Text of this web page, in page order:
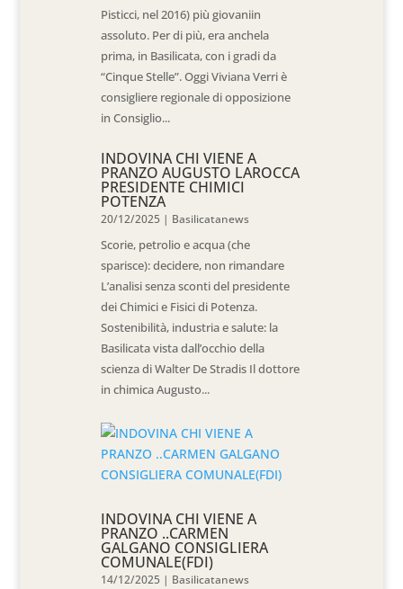
Pisticci, nel 2016) più giovaniin
assoluto. Per di più, era anchela
prima, in Basilicata, con i gradi da
“Cinque Stelle”. Oggi Viviana Verri è
consigliere regionale di opposizione
in Consiglio...
INDOVINA CHI VIENE A
PRANZO AUGUSTO LAROCCA
PRESIDENTE CHIMICI
POTENZA
20/12/2025 | Basilicatanews
Scorie, petrolio e acqua (che
sparisce): decidere, non rimandare
L’analisi senza sconti del presidente
dei Chimici e Fisici di Potenza.
Sostenibilità, industria e salute: la
Basilicata vista dall’occhio della
scienza di Walter De Stradis Il dottore
in chimica Augusto...
INDOVINA CHI VIENE A
PRANZO ..CARMEN
GALGANO CONSIGLIERA
COMUNALE(FDI)
14/12/2025 | Basilicatanews